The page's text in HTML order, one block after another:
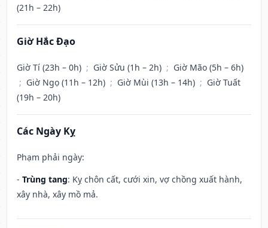
(21h – 22h)
Giờ Hắc Đạo
Giờ Tí (23h – 0h) ; Giờ Sửu (1h – 2h) ; Giờ Mão (5h – 6h)
; Giờ Ngọ (11h – 12h) ; Giờ Mùi (13h – 14h) ; Giờ Tuất
(19h – 20h)
Các Ngày Kỵ
Phạm phải ngày:
- Trùng tang: Kỵ chôn cất, cưới xin, vợ chồng xuất hành,
xây nhà, xây mồ mả.